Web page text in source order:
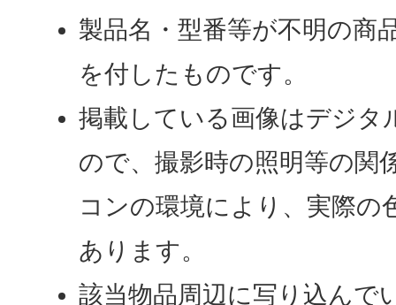
製品名・型番等が不明の商
を付したものです。
掲載している画像はデジタ
ので、撮影時の照明等の関
コンの環境により、実際の
あります。
該当物品周辺に写り込んで